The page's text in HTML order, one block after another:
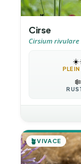
Cirse
Cirsium rivulare
☀️
PLEIN
❄️
🪴VIVACE